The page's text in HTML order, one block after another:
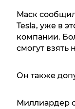
Маск
Tesla, уже в
компании.
смогут взять
Он также
Миллиардер